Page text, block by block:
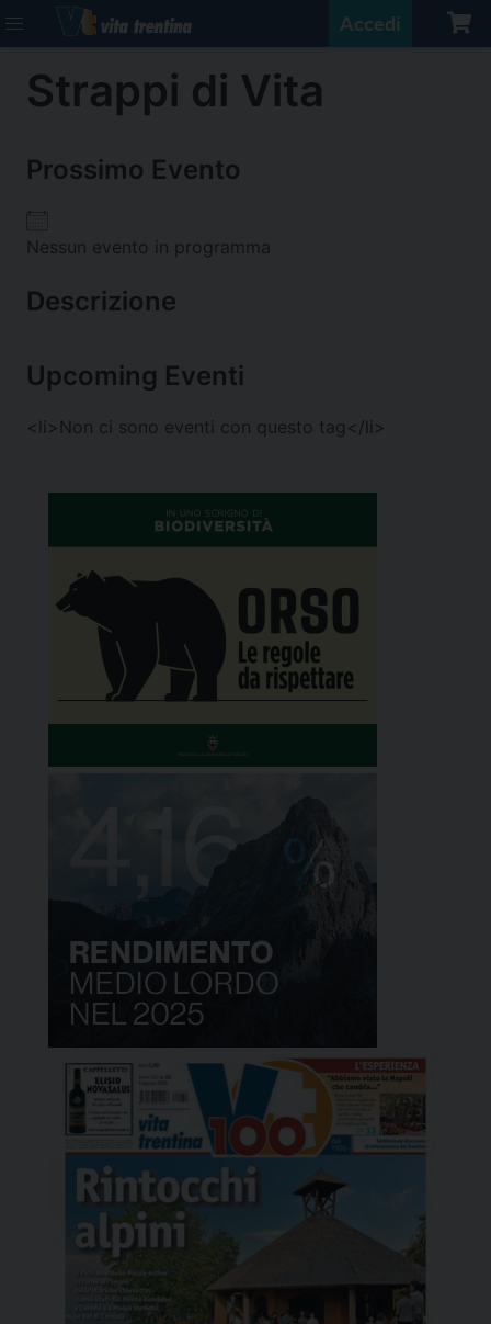
Accedi
Strappi di Vita
Prossimo Evento
Nessun evento in programma
Descrizione
Upcoming Eventi
<li>Non ci sono eventi con questo tag</li>